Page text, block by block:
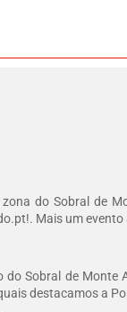
do Sobral de
Mais um evento
Sobral de
destacamos a